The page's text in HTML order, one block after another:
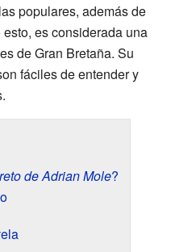
populares, además de
es considerada una
de Gran Bretaña. Su
fáciles de entender y
de Adrian Mole?